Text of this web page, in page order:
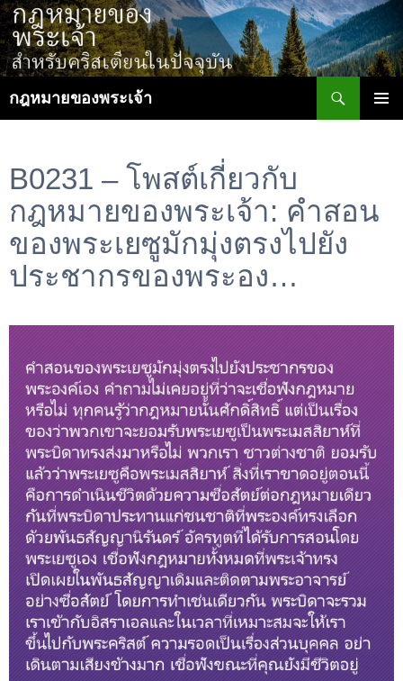
ข้าม
ไป
ยัง
กฎหมายของพระเจ้า
B0231 – โพสต์เกี่ยวกับ
กฎหมายของพระเจ้า: คำสอน
ของพระเยซูมักมุ่งตรงไปยัง
ประชากรของพระอง…